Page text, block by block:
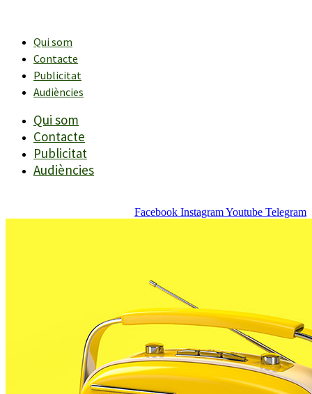
contingutQui som
Contacte
Publicitat
Audiències
Qui som
Contacte
Publicitat
Audiències
Facebook InstagramYoutube Telegram